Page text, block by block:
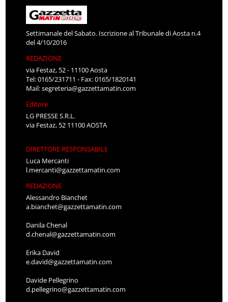
Settimanale del Sabato. Iscrizione al Tribunale di Aosta n.4
del 4/10/2016
REDAZIONE
via Festaz, 52 - 11100 Aosta
Tel: 0165/231711 - Fax: 0165/1820141
Mail:segreteria@gazzettamatin.com
Editore
LG PRESSE S.R.L.
via Festaz, 52 11100 AOSTA
DIRETTORE RESPONSABILE
Luca Mercanti
l.mercanti@gazzettamatin.com
REDAZIONE
Alessandro Bianchet
a.bianchet@gazzettamatin.com
Danila Chenal
d.chenal@gazzettamatin.com
Erika David
e.david@gazzettamatin.com
Davide Pellegrino
d.pellegrino@gazzettamatin.com